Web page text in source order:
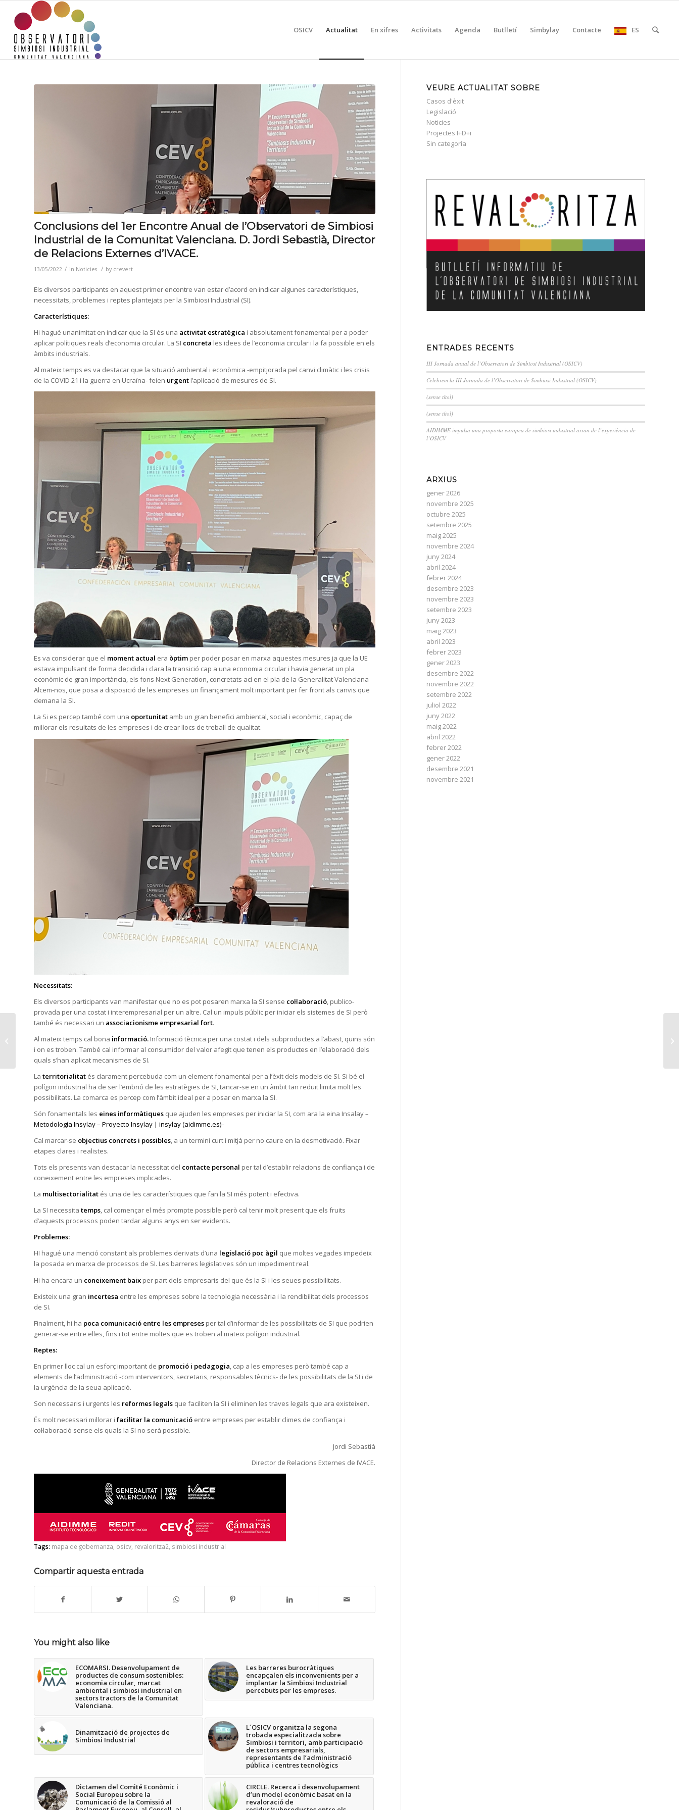
OSICV Actualitat En xifres Activitats Agenda Butlletí Simbylay Contacte ES
Conclusions del 1er Encontre Anual de l’Observatori de Simbiosi
Industrial de la Comunitat Valenciana. D. Jordi Sebastià, Director
de Relacions Externes d’IVACE.
13/05/2022 / in Noticies / by crevert
Els diversos participants en aquest primer encontre van estar d’acord en indicar algunes característiques,
necessitats, problemes i reptes plantejats per la Simbiosi Industrial (SI).
Característiques:
Hi hagué unanimitat en indicar que la SI és una activitat estratègica i absolutament fonamental per a poder
aplicar polítiques reals d’economia circular. La SI concreta les idees de l’economia circular i la fa possible en els
àmbits industrials.
Al mateix temps es va destacar que la situació ambiental i econòmica -empitjorada pel canvi climàtic i les crisis
de la COVID 21 i la guerra en Ucraïna- feien urgent l’aplicació de mesures de SI.
Es va considerar que el moment actual era òptim per poder posar en marxa aquestes mesures ja que la UE
estava impulsant de forma decidida i clara la transició cap a una economia circular i havia generat un pla
econòmic de gran importància, els fons Next Generation, concretats ací en el pla de la Generalitat Valenciana
Alcem-nos, que posa a disposició de les empreses un finançament molt important per fer front als canvis que
demana la SI.
La Si es percep també com una oportunitat amb un gran benefici ambiental, social i econòmic, capaç de
millorar els resultats de les empreses i de crear llocs de treball de qualitat.
Necessitats:
Els diversos participants van manifestar que no es pot posaren marxa la SI sense col·laboració, publico-
provada per una costat i interempresarial per un altre. Cal un impuls públic per iniciar els sistemes de SI però
també és necessari un associacionisme empresarial fort.
Al mateix temps cal bona informació. Informació tècnica per una costat i dels subproductes a l’abast, quins són
i on es troben. També cal informar al consumidor del valor afegit que tenen els productes en l’elaboració dels
quals s’han aplicat mecanismes de SI.
La territorialitat és clarament percebuda com un element fonamental per a l’èxit dels models de SI. Si bé el
polígon industrial ha de ser l’embrió de les estratègies de SI, tancar-se en un àmbit tan reduït limita molt les
possibilitats. La comarca es percep com l’àmbit ideal per a posar en marxa la SI.
Són fonamentals les eines informàtiques que ajuden les empreses per iniciar la SI, com ara la eina Insalay –
Metodología Insylay – Proyecto Insylay | insylay (aidimme.es)–
Cal marcar-se objectius concrets i possibles, a un termini curt i mitjà per no caure en la desmotivació. Fixar
etapes clares i realistes.
Tots els presents van destacar la necessitat del contacte personal per tal d’establir relacions de confiança i de
coneixement entre les empreses implicades.
La multisectorialitat és una de les característiques que fan la SI més potent i efectiva.
La SI necessita temps, cal començar el més prompte possible però cal tenir molt present que els fruits
d’aquests processos poden tardar alguns anys en ser evidents.
Problemes:
HI hagué una menció constant als problemes derivats d’una legislació poc àgil que moltes vegades impedeix
la posada en marxa de processos de SI. Les barreres legislatives són un impediment real.
Hi ha encara un coneixement baix per part dels empresaris del que és la SI i les seues possibilitats.
Existeix una gran incertesa entre les empreses sobre la tecnologia necessària i la rendibilitat dels processos
de SI.
Finalment, hi ha poca comunicació entre les empreses per tal d’informar de les possibilitats de SI que podrien
generar-se entre elles, fins i tot entre moltes que es troben al mateix polígon industrial.
Reptes:
En primer lloc cal un esforç important de promoció i pedagogia, cap a les empreses però també cap a
elements de l’administració -com interventors, secretaris, responsables tècnics- de les possibilitats de la SI i de
la urgència de la seua aplicació.
Son necessaris i urgents les reformes legals que faciliten la SI i eliminen les traves legals que ara existeixen.
És molt necessari millorar i facilitar la comunicació entre empreses per establir climes de confiança i
col·laboració sense els quals la SI no serà possible.
Jordi Sebastià
Director de Relacions Externes de IVACE.
Tags: mapa de gobernanza osicv revaloritza2 simbiosi industrial
Compartir aquesta entrada
You might also like
ECOMARSI. Desenvolupament de
productes de consum sostenibles:
economia circular, marcat
ambiental i simbiosi industrial en
sectors tractors de la Comunitat
Valenciana.
Les barreres burocràtiques
encapçalen els inconvenients per a
implantar la Simbiosi Industrial
percebuts per les empreses.
Dinamització de projectes de
Simbiosi Industrial
L´OSICV organitza la segona
trobada especialitzada sobre
Simbiosi i territori, amb participació
de sectors empresarials,
representants de l’administració
pública i centres tecnològics
Dictamen del Comité Econòmic i
Social Europeu sobre la
Comunicació de la Comissió al
CIRCLE. Recerca i desenvolupament
d’un model econòmic basat en la
revaloració de
VEURE ACTUALITAT SOBRE
Casos d'èxit
Legislació
Noticies
Projectes I+D+i
Sin categoría
ENTRADES RECENTS
III Jornada anual de l’Observatori de Simbiosi Industrial (OSICV)
Celebrem la III Jornada de l’Observatori de Simbiosi Industrial (OSICV)
(sense títol)
(sense títol)
AIDIMME impulsa una proposta europea de simbiosi industrial arran de l’experiència de
l’OSICV
ARXIUS
gener 2026
novembre 2025
octubre 2025
setembre 2025
maig 2025
novembre 2024
juny 2024
abril 2024
febrer 2024
desembre 2023
novembre 2023
setembre 2023
juny 2023
maig 2023
abril 2023
febrer 2023
gener 2023
desembre 2022
novembre 2022
setembre 2022
juliol 2022
juny 2022
maig 2022
abril 2022
febrer 2022
gener 2022
desembre 2021
novembre 2021
entitats gestores en la
Simbiosi Industrial.